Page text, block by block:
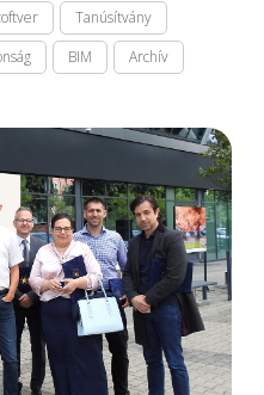
Tanúsítvány
BIM Archív